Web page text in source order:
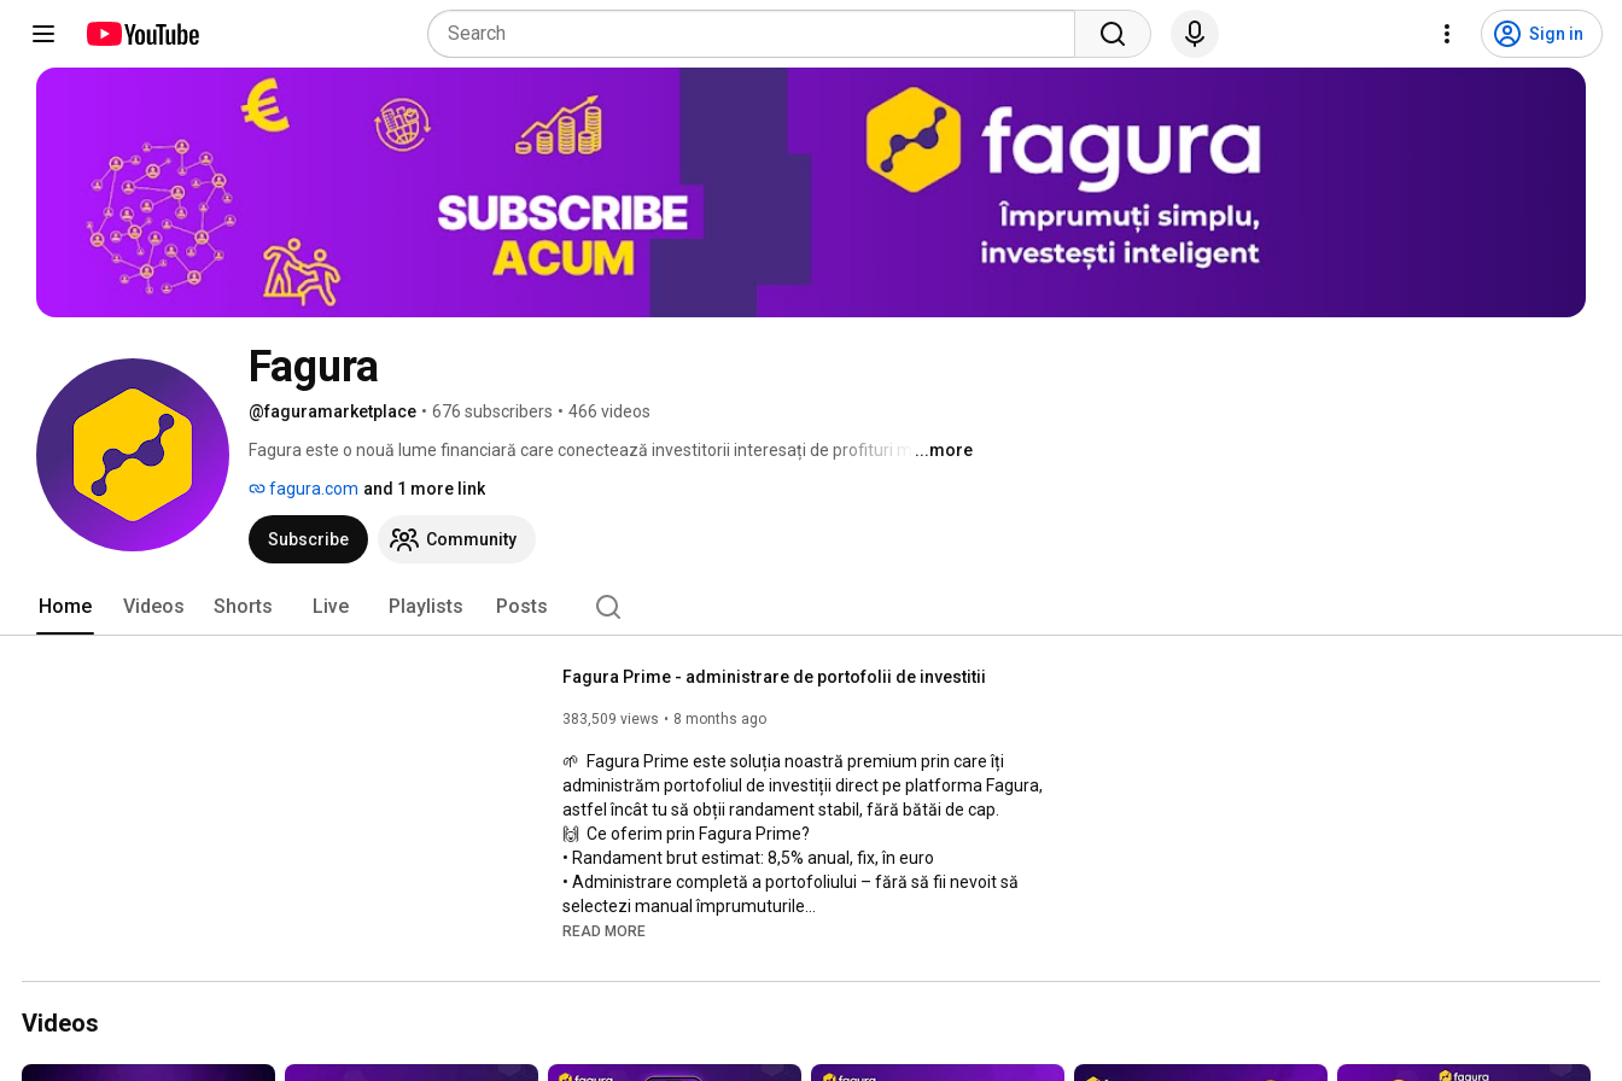
Sign in
Fagura
@faguramarketplace • 676 subscribers • 466 videos
Fagura este o nouă lume financiară care conectează investitorii interesați de profituri mai mari
bancă, organizație de microfinanțare sau asociație de economii și împrumut. Comunitatea
noastră online este ca un fagure, unde toți au parte de miere. Viața e mai dulce când câștigi mai
mult.
...more
fagura.com and 1 more link
Subscribe Community
Home Videos Shorts Live Playlists Posts
Fagura Prime - administrare de portofolii de investitii
383,509 views 8 months ago
🌱  Fagura Prime este soluția noastră premium prin care îți
administrăm portofoliul de investiții direct pe platforma Fagura,
astfel încât tu să obții randament stabil, fără bătăi de cap.
🙌  Ce oferim prin Fagura Prime?
• Randament brut estimat: 8,5% anual, fix, în euro
• Administrare completă a portofoliului – fără să fii nevoit să
selectezi manual împrumuturile
• Protecție suplimentară prin Fondul de Rezervă, care acoperă
• Serviciu licențiat și reglementat de CNPF, cu standarde ridicate
READ MORE
Videos